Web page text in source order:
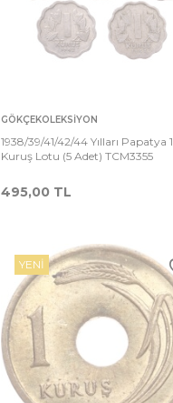
Sepete
Ekle
GÖKÇEKOLEKSIYON
1938/39/41/42/44 Yılları Papatya 1
Kuruş Lotu (5 Adet) TCM3355
495,00 TL
YENI